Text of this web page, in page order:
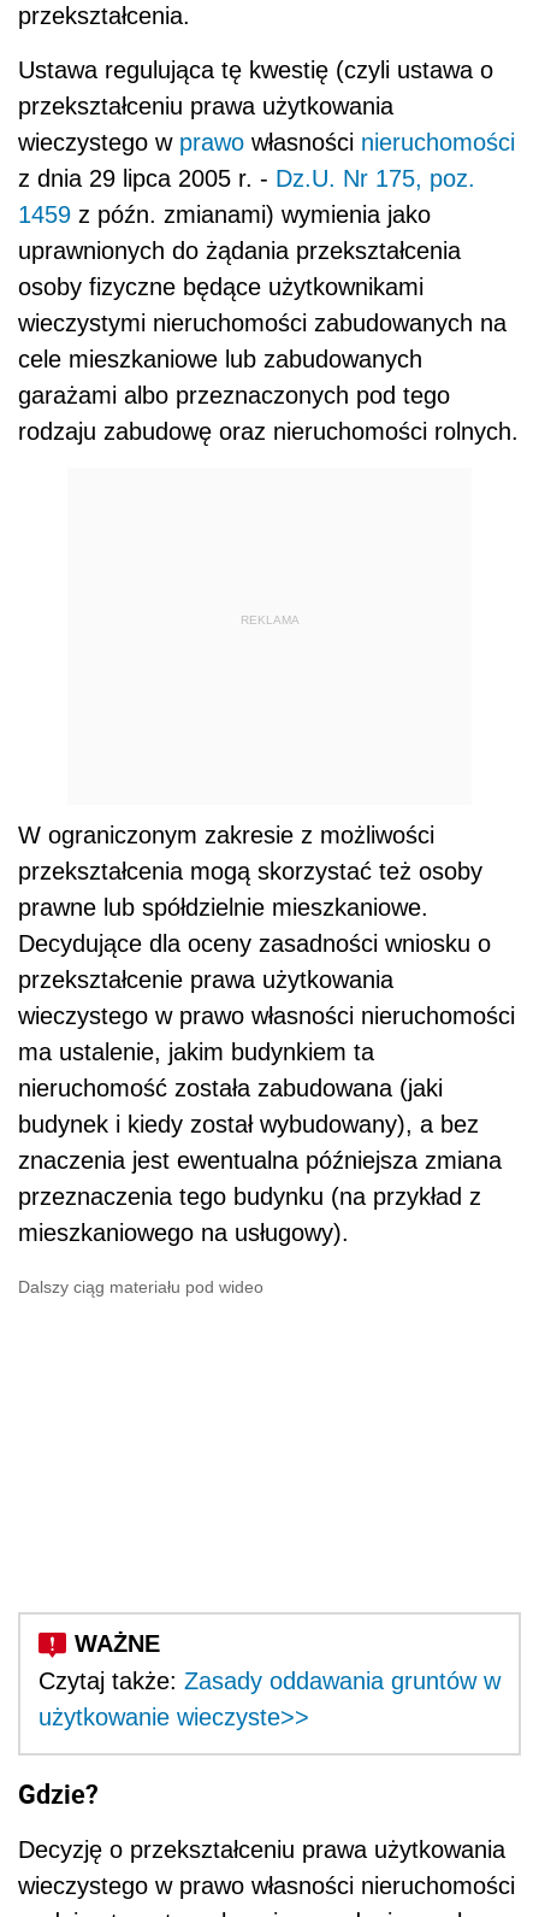
przekształcenia.
Ustawa regulująca tę kwestię (czyli ustawa o
przekształceniu prawa użytkowania
wieczystego w prawo własności nieruchomości
z dnia 29 lipca 2005 r. - Dz.U. Nr 175, poz.
1459 z późn. zmianami) wymienia jako
uprawnionych do żądania przekształcenia
osoby fizyczne będące użytkownikami
wieczystymi nieruchomości zabudowanych na
cele mieszkaniowe lub zabudowanych
garażami albo przeznaczonych pod tego
rodzaju zabudowę oraz nieruchomości rolnych.
REKLAMA
W ograniczonym zakresie z możliwości
przekształcenia mogą skorzystać też osoby
prawne lub spółdzielnie mieszkaniowe.
Decydujące dla oceny zasadności wniosku o
przekształcenie prawa użytkowania
wieczystego w prawo własności nieruchomości
ma ustalenie, jakim budynkiem ta
nieruchomość została zabudowana (jaki
budynek i kiedy został wybudowany), a bez
znaczenia jest ewentualna późniejsza zmiana
przeznaczenia tego budynku (na przykład z
mieszkaniowego na usługowy).
Dalszy ciąg materiału pod wideo
Czytaj także: Zasady oddawania gruntów w
użytkowanie wieczyste>>
Gdzie?
Decyzję o przekształceniu prawa użytkowania
wieczystego w prawo własności nieruchomości